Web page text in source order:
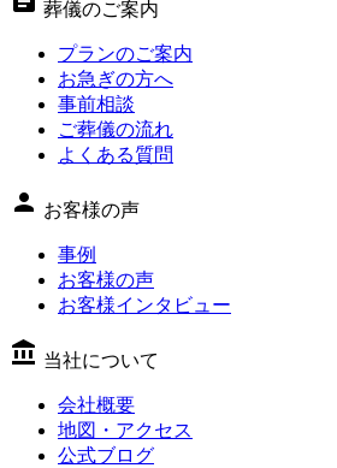
葬儀のご案内
プランのご案内
お急ぎの方へ
事前相談
ご葬儀の流れ
よくある質問
person お客様の声
事例
お客様の声
お客様インタビュー
account_balance 当社について
会社概要
地図・アクセス
公式ブログ